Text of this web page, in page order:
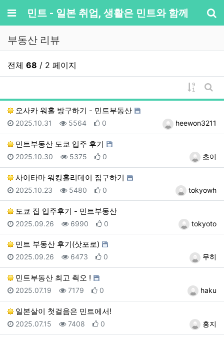
메뉴민트 - 일본 취업, 생활은 민트와 함께
부동산 리뷰
전체 68 / 2 페이지
게시물
게
오사카 워홀 방구하기 - 민트부동산
등록자heewon3211
등록일
2025.10.31 조회
5564 추천
0
민트부동산 도쿄 입주 후기
등록자초이
등록일
2025.10.30 조회
5375 추천
0
사이타마 워킹홀리데이 집구하기
등록자tokyowh
등록일
2025.10.23 조회
5480 추천
0
도쿄 집 입주후기 - 민트부동산
등록자tokyoto
등록일
2025.09.26 조회
6990 추천
0
민트 부동산 후기(삿포로)
등록자무히
등록일
2025.09.26 조회
6473 추천
0
민트부동산 최고 쵝오 !
등록자haku
등록일
2025.07.19 조회
7179 추천
0
일본살이 첫걸음은 민트에서!
등록자홍지
등록일
2025.07.15 조회
7408 추천
0